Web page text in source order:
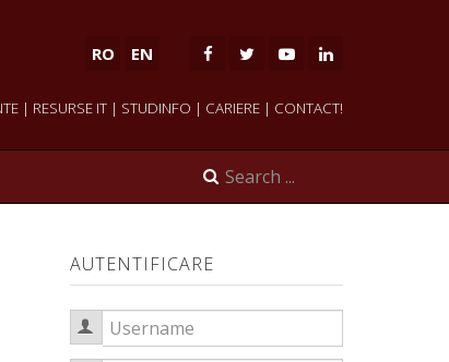
RO EN
| RESURSE IT | STUDINFO | CARIERE | CONTACT!
AUTENTIFICARE
Username